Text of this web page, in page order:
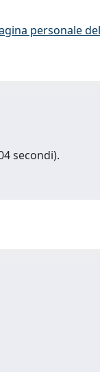
personale
secondi).